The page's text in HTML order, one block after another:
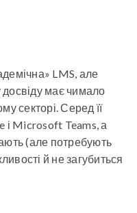
LMS, але
має чимало
секторі. Серед її
і Microsoft Teams, а
(але потребують
й не загубиться